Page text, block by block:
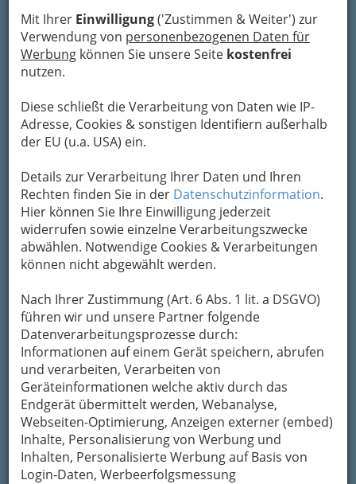
Mit Ihrer Einwilligung('Zustimmen & Weiter') zur
Verwendung von personenbezogenen Daten für
Werbung können Sie unsere Seite kostenfrei
nutzen.
Diese schließt die Verarbeitung von Daten wie IP-
Adresse, Cookies & sonstigen Identifiern außerhalb
der EU (u.a. USA) ein.
Details zur Verarbeitung Ihrer Daten und Ihren
Rechten finden Sie in der Datenschutzinformation.
Hier können Sie Ihre Einwilligung jederzeit
widerrufen sowie einzelne Verarbeitungszwecke
abwählen. Notwendige Cookies & Verarbeitungen
können nicht abgewählt werden.
Nach Ihrer Zustimmung (Art. 6 Abs. 1 lit. a DSGVO)
führen wir und unsere Partner folgende
Datenverarbeitungsprozesse durch:
Informationen auf einem Gerät speichern, abrufen
und verarbeiten, Verarbeiten von
Geräteinformationen welche aktiv durch das
Endgerät übermittelt werden, Webanalyse,
Webseiten-Optimierung, Anzeigen externer (embed)
Inhalte, Personalisierung von Werbung und
Inhalten, Personalisierte Werbung auf Basis von
Login-Daten, Werbeerfolgsmessung
Karte
Karte anzeigen
Gastronomie
Abendcafes